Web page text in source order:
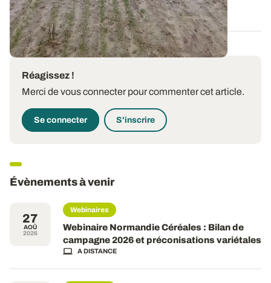
08 JANV. 2024
Réagissez !
Merci de vous connecter pour commenter cet article.
Se connecter S'inscrire
Évènements à venir
27
AOÛ
2026
Webinaires
Webinaire Normandie Céréales : Bilan de
campagne 2026 et préconisations variétales
A DISTANCE